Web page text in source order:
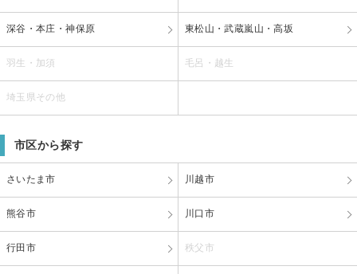
深谷・本庄・神保原 東松山・武蔵嵐山・高坂
羽生・加須 毛呂・越生
埼玉県その他
市区から探す
さいたま市 川越市
熊谷市 川口市
行田市 秩父市